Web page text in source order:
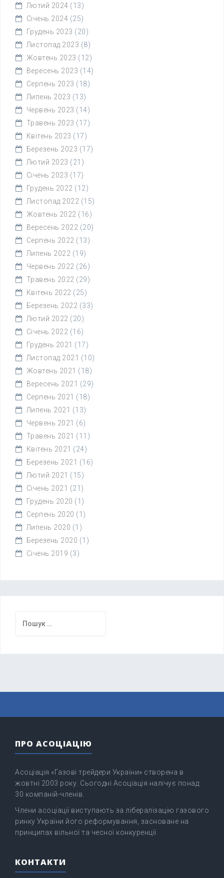
Лютий 2024 (13)
Січень 2024 (25)
Грудень 2023 (20)
Листопад 2023 (8)
Жовтень 2023 (12)
Вересень 2023 (14)
Серпень 2023 (18)
Липень 2023 (13)
Червень 2023 (14)
Травень 2023 (17)
Квітень 2023 (17)
Березень 2023 (17)
Лютий 2023 (21)
Січень 2023 (17)
Грудень 2022 (12)
Листопад 2022 (15)
Жовтень 2022 (16)
Вересень 2022 (20)
Серпень 2022 (13)
Липень 2022 (19)
Червень 2022 (26)
Травень 2022 (29)
Квітень 2022 (25)
Березень 2022 (33)
Лютий 2022 (20)
Січень 2022 (16)
Грудень 2021 (17)
Листопад 2021 (10)
Жовтень 2021 (18)
Вересень 2021 (29)
Серпень 2021 (18)
Липень 2021 (13)
Червень 2021 (6)
Травень 2021 (11)
Квітень 2021 (24)
Березень 2021 (16)
Лютий 2021 (15)
Січень 2021 (21)
Грудень 2020 (1)
Серпень 2020 (1)
Липень 2020 (1)
Березень 2020 (1)
Січень 2019 (3)
ПРО АСОЦІАЦІЮ
Асоціація «Газові трейдери України» створена в
жовтні 2003 року. Сьогодні Асоціація налічує понад
30 компаній-членів.
Члени асоціації виступають за лібералізацію газового
ринку України його реформування, засноване на
принципах вільної та чесної конкуренції.
КОНТАКТИ